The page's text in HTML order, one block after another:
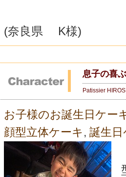
(奈良県 K様)
息子の喜
Patissier
お子様のお誕生日ケー
顔型立体ケーキ , 誕生